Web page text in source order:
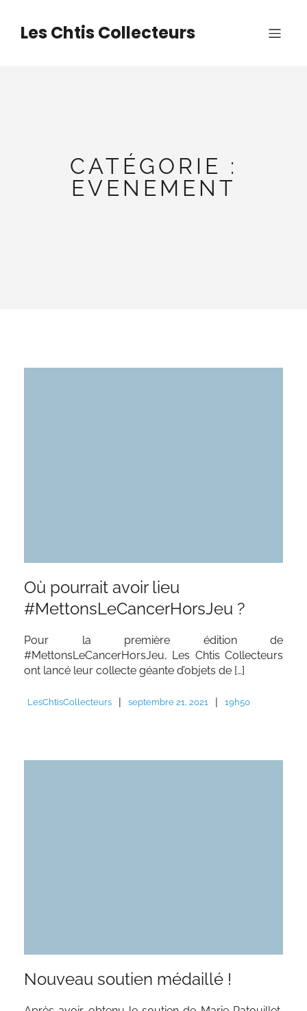
contenuLes Chtis Collecteurs
CATÉGORIE :
EVENEMENT
Où pourrait avoir lieu
#MettonsLeCancerHorsJeu ?
Pour la première édition de
#MettonsLeCancerHorsJeu, Les Chtis Collecteurs
ont lancé leur collecte géante d’objets de […]
LesChtisCollecteurs | septembre 21, 2021 | 19h50
Nouveau soutien médaillé !